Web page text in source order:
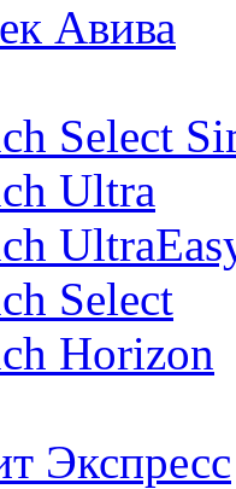
Авива
Select
Ultra
Select
Horizon
Экспресс